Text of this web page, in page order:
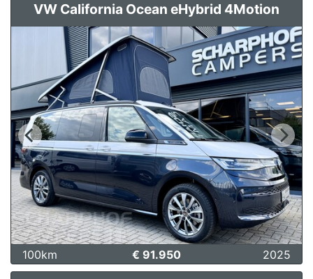
VW California Ocean eHybrid 4Motion
100km € 91.950 2025